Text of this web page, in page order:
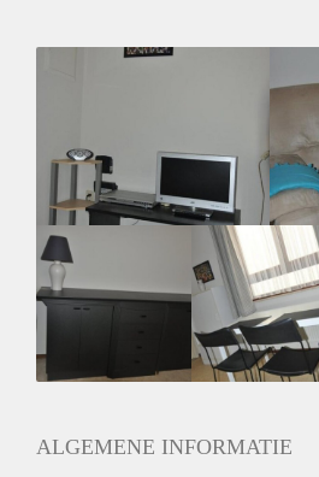
2,8 X Maandhuur Bruto
Huurtermijn
Onbepaalde termijn
Oplevering
Gestoffeerd
ALGEMENE INFORMATIE